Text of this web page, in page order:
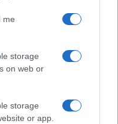
me
storage
on web or
storage
or app.